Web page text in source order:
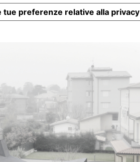
tue preferenze relative alla privacy